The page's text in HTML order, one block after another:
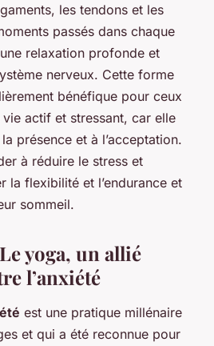
les tendons et les
passés dans chaque
relaxation profonde et
nerveux. Cette forme
bénéfique pour ceux
actif et stressant, car elle
présence et à l’acceptation.
à réduire le stress et
la flexibilité et l’endurance et
sommeil.
yoga, un allié
l’anxiété
est une pratique millénaire
et qui a été reconnue pour